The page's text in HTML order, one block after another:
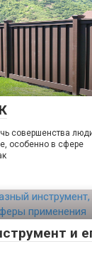
совершенства
особенно в сфере
и